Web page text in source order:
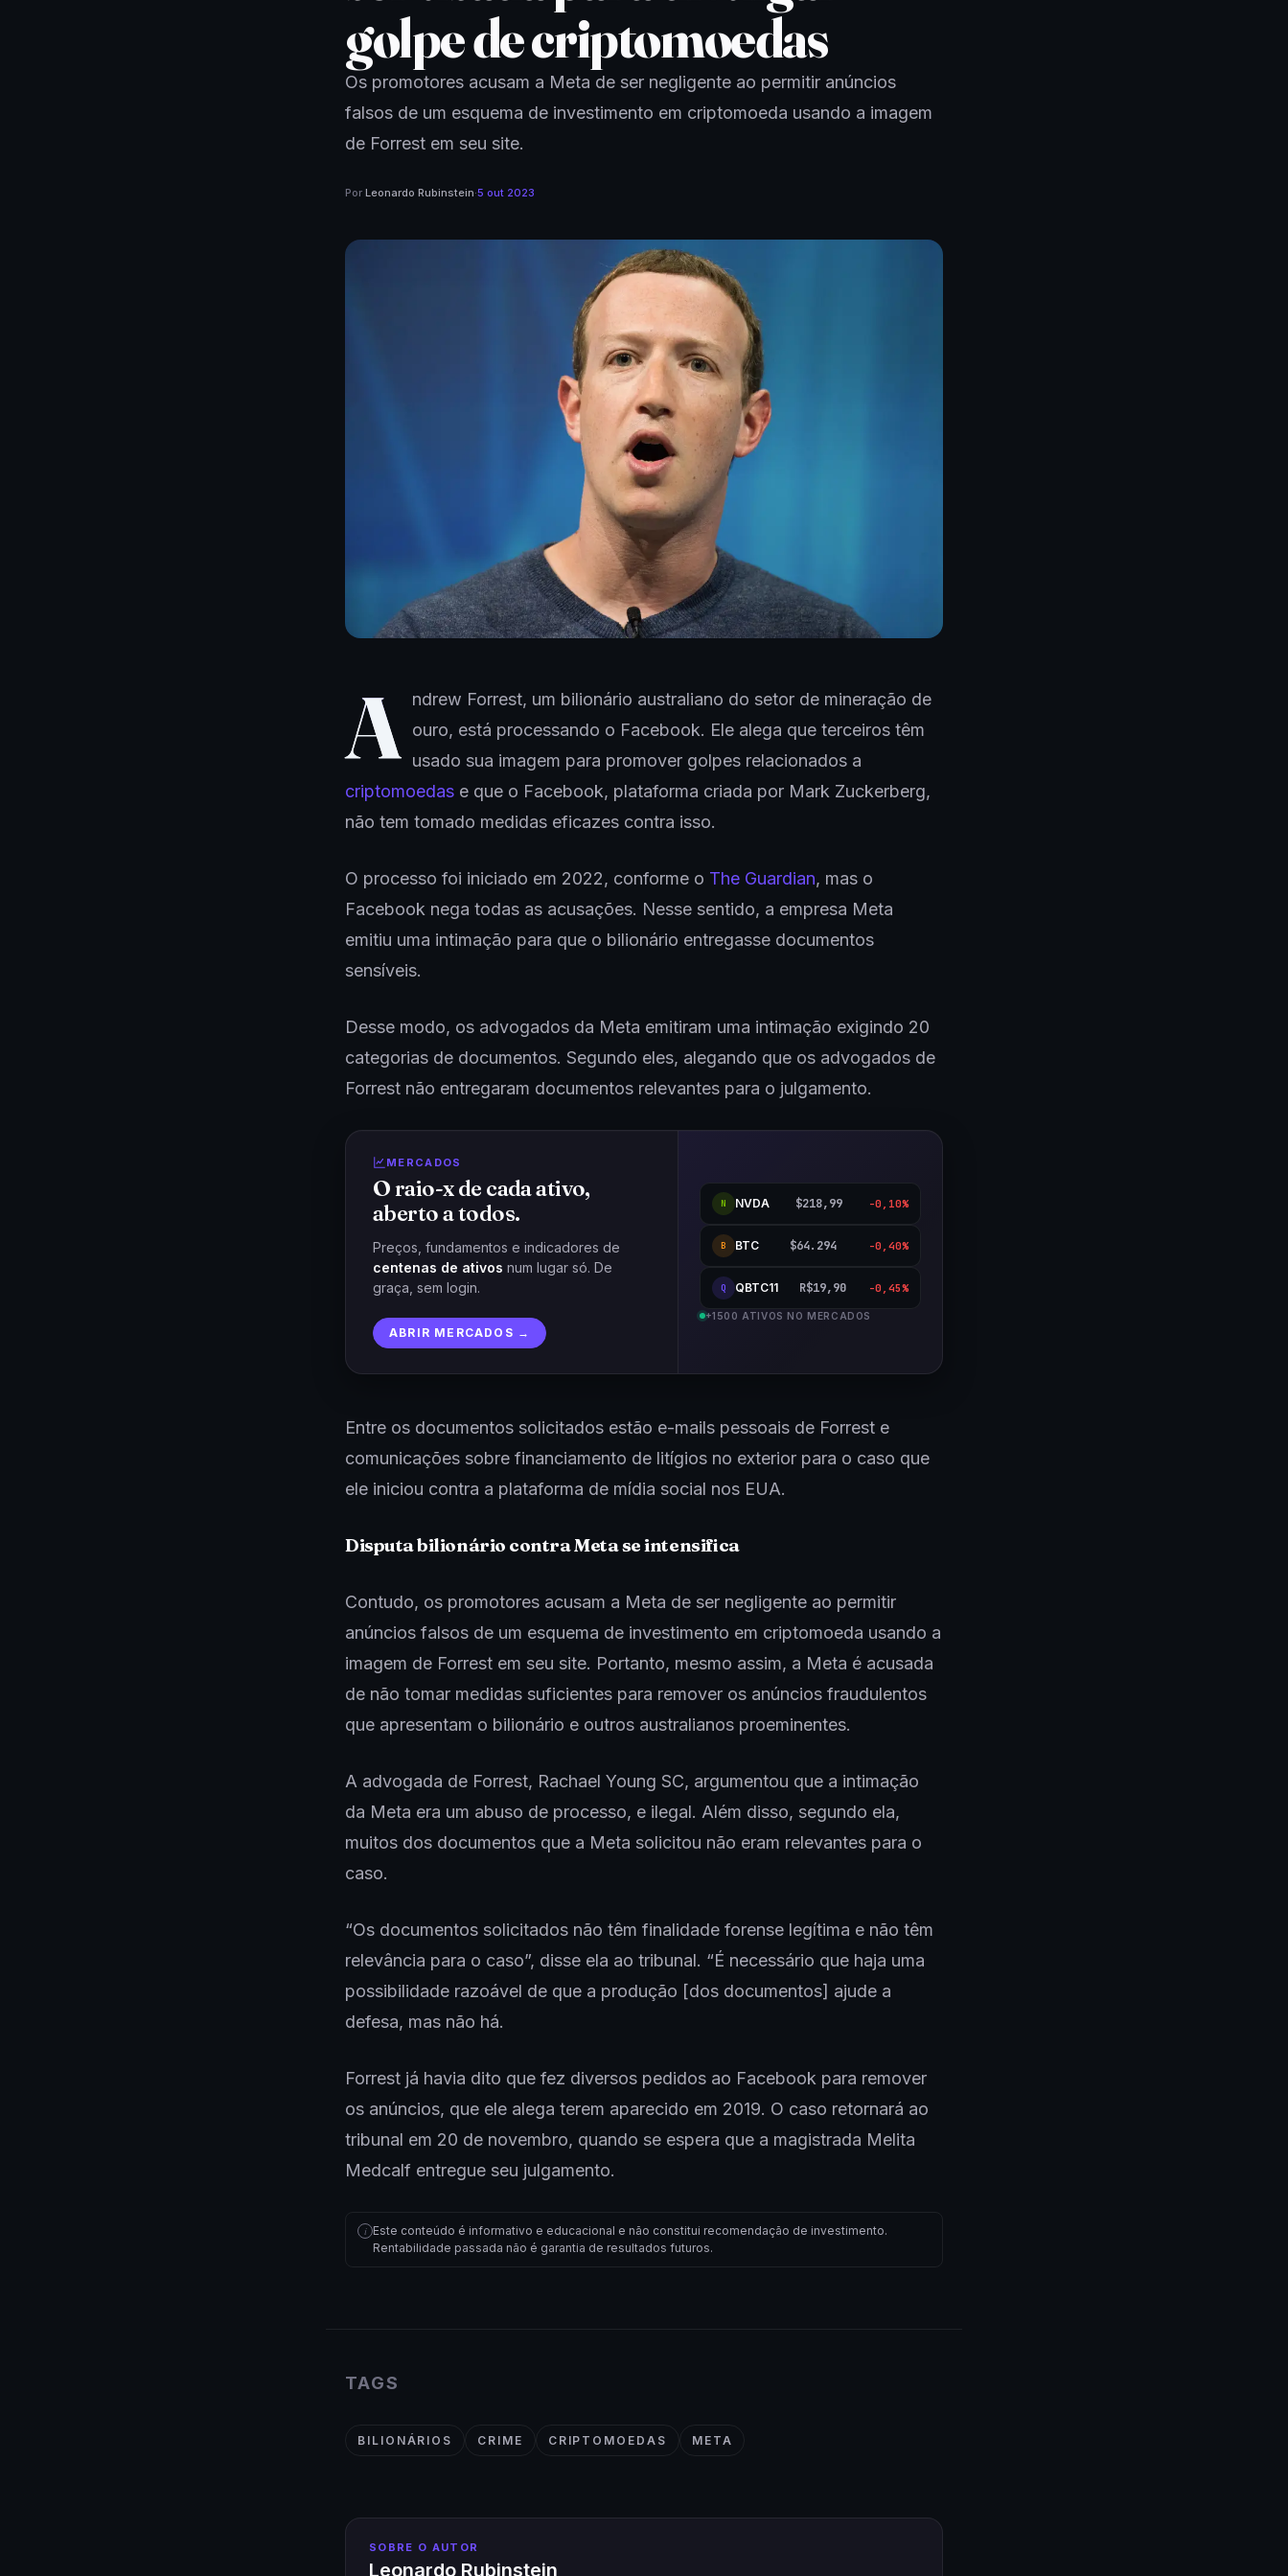
golpe de criptomoedas
Os promotores acusam a Meta de ser negligente ao permitir anúncios
falsos de um esquema de investimento em criptomoeda usando a imagem
de Forrest em seu site.
Por Leonardo Rubinstein·5 out 2023
A ndrew Forrest, um bilionário australiano do setor de mineração de
ouro, está processando o Facebook. Ele alega que terceiros têm
usado sua imagem para promover golpes relacionados a
criptomoedas e que o Facebook, plataforma criada por Mark Zuckerberg,
não tem tomado medidas eficazes contra isso.
O processo foi iniciado em 2022, conforme o The Guardian, mas o
Facebook nega todas as acusações. Nesse sentido, a empresa Meta
emitiu uma intimação para que o bilionário entregasse documentos
sensíveis.
Desse modo, os advogados da Meta emitiram uma intimação exigindo 20
categorias de documentos. Segundo eles, alegando que os advogados de
Forrest não entregaram documentos relevantes para o julgamento.
MERCADOS
O raio-x de cada ativo,
aberto a todos.
Preços, fundamentos e indicadores de
centenas de ativos num lugar só. De
graça, sem login.
ABRIR MERCADOS →
N NVDA $218,99 -0,10%
B BTC $64.294 -0,40%
Q QBTC11 R$19,90 -0,45%
+1500 ATIVOS NO MERCADOS
Entre os documentos solicitados estão e-mails pessoais de Forrest e
comunicações sobre financiamento de litígios no exterior para o caso que
ele iniciou contra a plataforma de mídia social nos EUA.
Disputa bilionário contra Meta se intensifica
Contudo, os promotores acusam a Meta de ser negligente ao permitir
anúncios falsos de um esquema de investimento em criptomoeda usando a
imagem de Forrest em seu site. Portanto, mesmo assim, a Meta é acusada
de não tomar medidas suficientes para remover os anúncios fraudulentos
que apresentam o bilionário e outros australianos proeminentes.
A advogada de Forrest, Rachael Young SC, argumentou que a intimação
da Meta era um abuso de processo, e ilegal. Além disso, segundo ela,
muitos dos documentos que a Meta solicitou não eram relevantes para o
caso.
“Os documentos solicitados não têm finalidade forense legítima e não têm
relevância para o caso”, disse ela ao tribunal. “É necessário que haja uma
possibilidade razoável de que a produção [dos documentos] ajude a
defesa, mas não há.
Forrest já havia dito que fez diversos pedidos ao Facebook para remover
os anúncios, que ele alega terem aparecido em 2019. O caso retornará ao
tribunal em 20 de novembro, quando se espera que a magistrada Melita
Medcalf entregue seu julgamento.
i Este conteúdo é informativo e educacional e não constitui recomendação de investimento.
Rentabilidade passada não é garantia de resultados futuros.
TAGS
BILIONÁRIOS CRIME CRIPTOMOEDAS META
SOBRE O AUTOR
Leonardo Rubinstein